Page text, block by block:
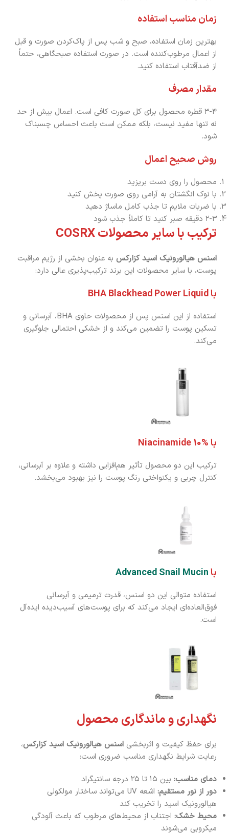
زمان مناسب استفاده
بهترین زمان استفاده، صبح و شب پس از پاک‌کردن صورت و قبل
از اعمال مرطوب‌کننده است. در صورت استفاده صبحگاهی، حتماً
از ضدآفتاب استفاده کنید.
مقدار مصرف
۳-۴ قطره محصول برای کل صورت کافی است. اعمال بیش از حد
نه تنها مفید نیست، بلکه ممکن است باعث احساس چسبناک
شود.
روش صحیح اعمال
محصول را روی دست بریزید
با نوک انگشتان به آرامی روی صورت پخش کنید
با ضربات ملایم تا جذب کامل ماساژ دهید
۲-۳ دقیقه صبر کنید تا کاملاً جذب شود
ترکیب با سایر محصولات COSRX
اسنس هیالورونیک اسید کزارکس به عنوان بخشی از رژیم مراقبت
پوست، با سایر محصولات این برند ترکیب‌پذیری عالی دارد:
با BHA Blackhead Power Liquid
استفاده از این اسنس پس از محصولات حاوی BHA، آبرسانی و
تسکین پوست را تضمین می‌کند و از خشکی احتمالی جلوگیری
می‌کند.
با Niacinamide 10%
ترکیب این دو محصول تأثیر هم‌افزایی داشته و علاوه بر آبرسانی،
کنترل چربی و یکنواختی رنگ پوست را نیز بهبود می‌بخشد.
باAdvanced Snail Mucin
استفاده متوالی این دو اسنس، قدرت ترمیمی و آبرسانی
فوق‌العاده‌ای ایجاد می‌کند که برای پوست‌های آسیب‌دیده ایده‌آل
است.
نگهداری و ماندگاری محصول
برای حفظ کیفیت و اثربخشی اسنس هیالورونیک اسید کزارکس،
رعایت شرایط نگهداری مناسب ضروری است:
دمای مناسب: بین ۱۵ تا ۲۵ درجه سانتیگراد
دور از نور مستقیم:
اشعه UV می‌تواند ساختار مولکولی
هیالورونیک اسید را تخریب کند
محیط خشک: اجتناب از محیط‌های مرطوب که باعث آلودگی
میکروبی می‌شوند